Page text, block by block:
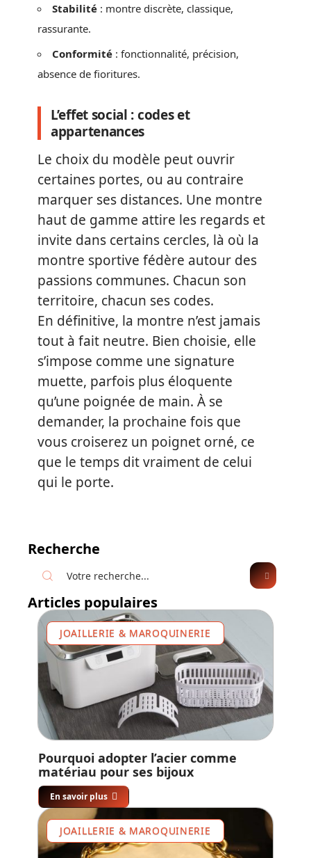
Stabilité : montre discrète, classique,
rassurante.
Conformité : fonctionnalité, précision,
absence de fioritures.
L’effet social : codes et
appartenances
Le choix du modèle peut ouvrir
certaines portes, ou au contraire
marquer ses distances. Une montre
haut de gamme attire les regards et
invite dans certains cercles, là où la
montre sportive fédère autour des
passions communes. Chacun son
territoire, chacun ses codes.
En définitive, la montre n’est jamais
tout à fait neutre. Bien choisie, elle
s’impose comme une signature
muette, parfois plus éloquente
qu’une poignée de main. À se
demander, la prochaine fois que
vous croiserez un poignet orné, ce
que le temps dit vraiment de celui
qui le porte.
Recherche
Articles populaires
JOAILLERIE & MAROQUINERIE
Pourquoi adopter l’acier comme
matériau pour ses bijoux
En savoir plus
JOAILLERIE & MAROQUINERIE